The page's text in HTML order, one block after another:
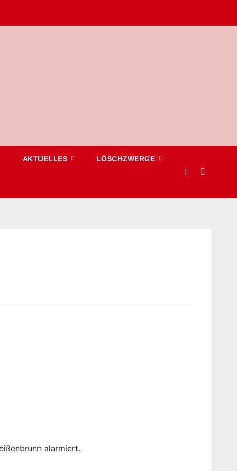
AKTUELLES LÖSCHZWERGE
alarmiert.